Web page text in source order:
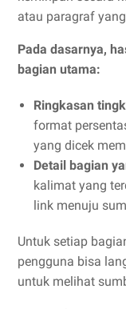
atau paragraf
Pada dasarnya,
bagian utama:
Ringkasan
format
yang dicek
Detail bagian
kalimat yang
link menuju
Untuk setiap
pengguna bisa
untuk melihat